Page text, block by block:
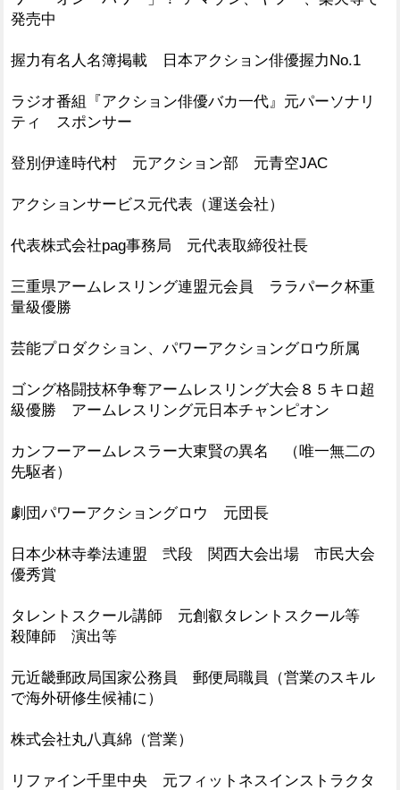
発売中
握力有名人名簿掲載 日本アクション俳優握力No.1
ラジオ番組『アクション俳優バカ一代』元パーソナリ
ティ スポンサー
登別伊達時代村 元アクション部 元青空JAC
アクションサービス元代表（運送会社）
代表株式会社pag事務局 元代表取締役社長
三重県アームレスリング連盟元会員 ララパーク杯重
量級優勝
芸能プロダクション、パワーアクショングロウ所属
ゴング格闘技杯争奪アームレスリング大会８５キロ超
級優勝 アームレスリング元日本チャンピオン
カンフーアームレスラー大東賢の異名 （唯一無二の
先駆者）
劇団パワーアクショングロウ 元団長
日本少林寺拳法連盟 弐段 関西大会出場 市民大会
優秀賞
タレントスクール講師 元創叡タレントスクール等
殺陣師 演出等
元近畿郵政局国家公務員 郵便局職員（営業のスキル
で海外研修生候補に）
株式会社丸八真綿（営業）
リファイン千里中央 元フィットネスインストラクタ